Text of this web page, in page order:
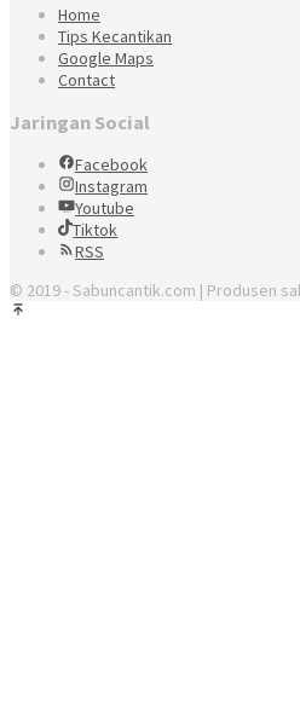
Home
Tips Kecantikan
Google Maps
Contact
Jaringan Social
Facebook
Instagram
Youtube
Tiktok
RSS
© 2019 - Sabuncantik.com | Produsen